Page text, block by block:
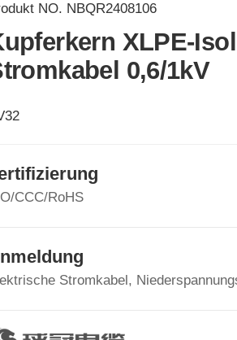
NO. NBQR2408106
XLPE-
0,6/1kV
CCC/RoHS
Stromkabel,